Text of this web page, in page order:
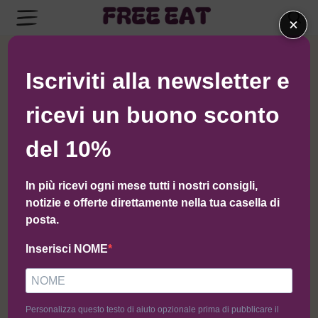
×
Iscriviti alla newsletter e
ricevi un buono sconto
del 10%
In più ricevi ogni mese tutti i nostri consigli,
notizie e offerte direttamente nella tua casella di
posta.
Inserisci NOME
Personalizza questo testo di aiuto opzionale prima di pubblicare il